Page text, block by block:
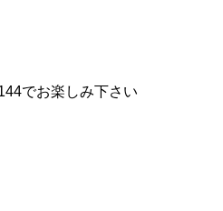
でお楽しみ下さい